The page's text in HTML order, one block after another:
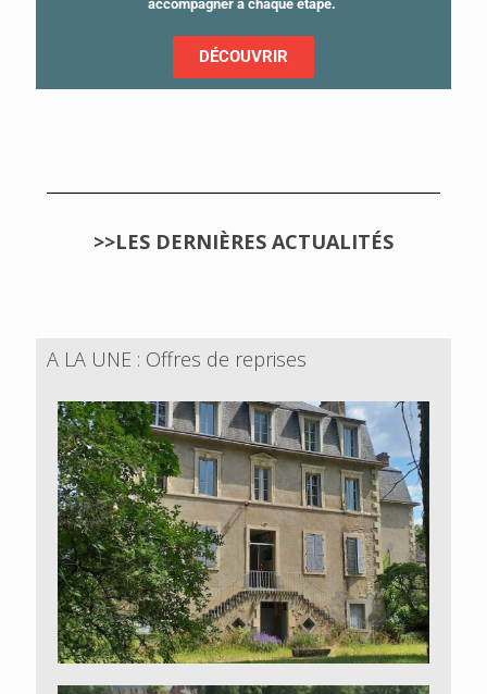
accompagner à chaque étape.
DÉCOUVRIR
>>LES DERNIÈRES ACTUALITÉS
A LA UNE : Offres de reprises